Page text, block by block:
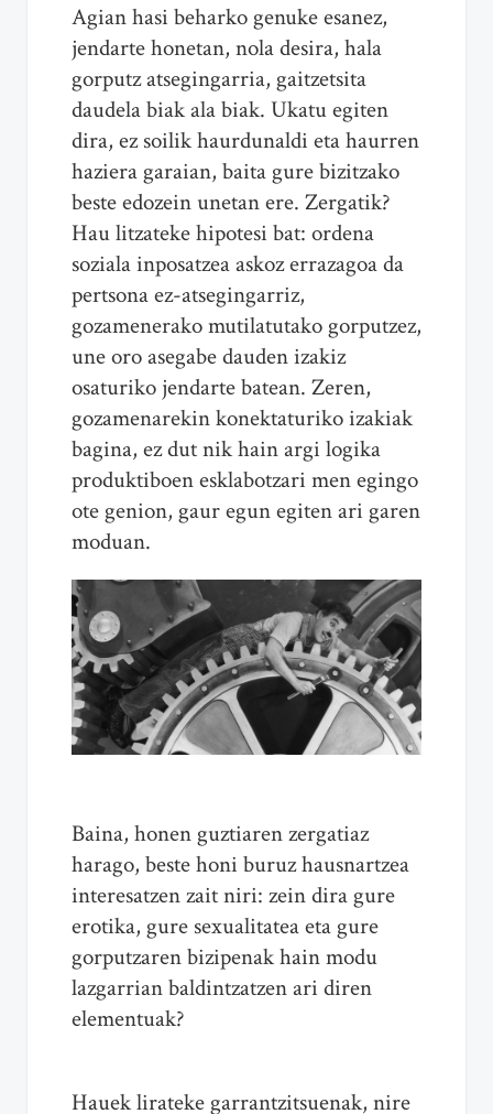
Agian hasi beharko genuke esanez,
jendarte honetan, nola desira, hala
gorputz atsegingarria, gaitzetsita
daudela biak ala biak. Ukatu egiten
dira, ez soilik haurdunaldi eta haurren
haziera garaian, baita gure bizitzako
beste edozein unetan ere. Zergatik?
Hau litzateke hipotesi bat: ordena
soziala inposatzea askoz errazagoa da
pertsona ez-atsegingarriz,
gozamenerako mutilatutako gorputzez,
une oro asegabe dauden izakiz
osaturiko jendarte batean. Zeren,
gozamenarekin konektaturiko izakiak
bagina, ez dut nik hain argi logika
produktiboen esklabotzari men egingo
ote genion, gaur egun egiten ari garen
moduan.
Baina, honen guztiaren zergatiaz
harago, beste honi buruz hausnartzea
interesatzen zait niri: zein dira gure
erotika, gure sexualitatea eta gure
gorputzaren bizipenak hain modu
lazgarrian baldintzatzen ari diren
elementuak?
Hauek lirateke garrantzitsuenak, nire